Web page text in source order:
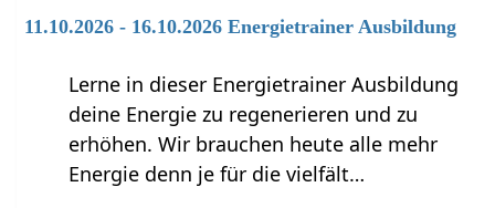
11.10.2026 - 16.10.2026 Energietrainer Ausbildung
Lerne in dieser Energietrainer Ausbildung
deine Energie zu regenerieren und zu
erhöhen. Wir brauchen heute alle mehr
Energie denn je für die vielfält…